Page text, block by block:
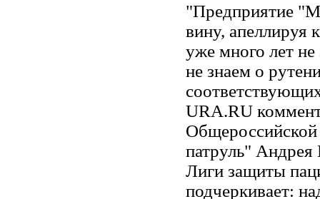
"Предприятие
вину, апеллируя
уже много лет
не знаем о
URA.RU
патруль" Андрея
Лиги защиты
подчеркивает: